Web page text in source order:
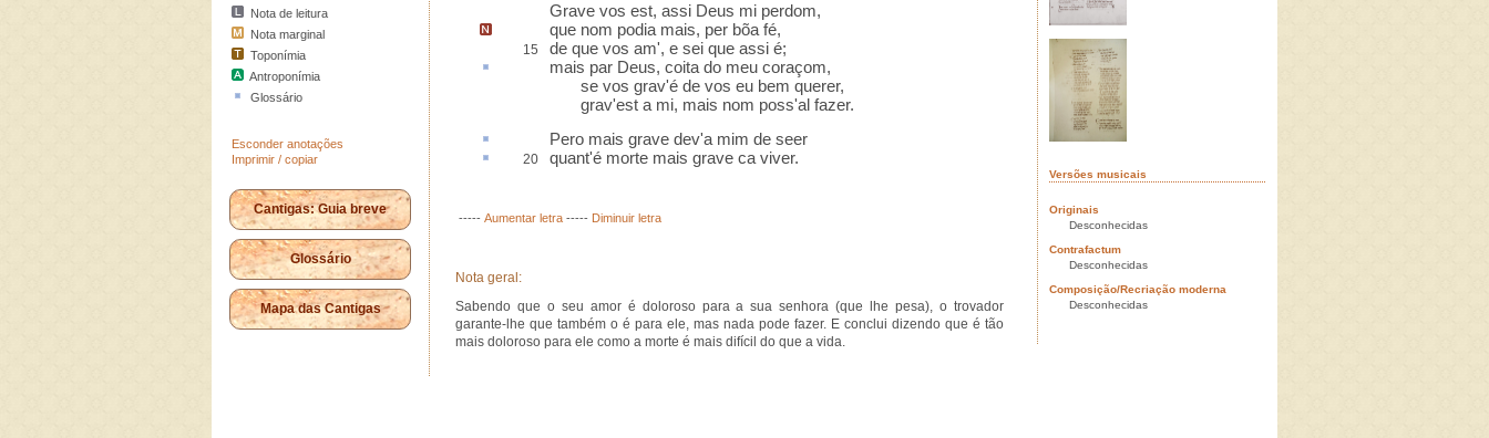
Nota de leitura
Nota marginal
Toponímia
Antroponímia
Glossário
Esconder anotações
Imprimir / copiar
Cantigas: Guia breve
Glossário
Mapa das Cantigas
Grave vos est, assi Deus mi perdom,
que nom podia mais, per bõa fé,
15
de que vos am', e sei que assi é;
mais par Deus, coita do meu coraçom,
se vos grav'é de vos eu bem querer,
grav'est a mi, mais nom poss'al fazer.
Pero mais grave dev'a mim de seer
20 quant'é morte mais grave ca viver.
----- Aumentar letra ----- Diminuir letra
Nota geral:
Sabendo que o seu amor é doloroso para a sua senhora (que lhe pesa), o trovador
garante-lhe que também o é para ele, mas nada pode fazer. E conclui dizendo que é tão
mais doloroso para ele como a morte é mais difícil do que a vida.
Versões musicais
Originais
Desconhecidas
Contrafactum
Desconhecidas
Composição/Recriação moderna
Desconhecidas